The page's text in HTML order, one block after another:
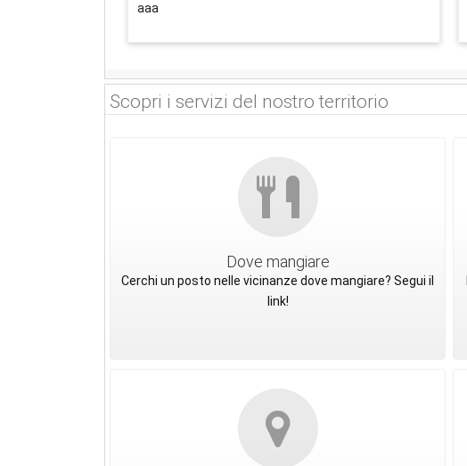
aaa
Scopri i servizi del nostro territorio
Dove mangiare
Cerchi un posto nelle vicinanze dove mangiare? Segui il
link!